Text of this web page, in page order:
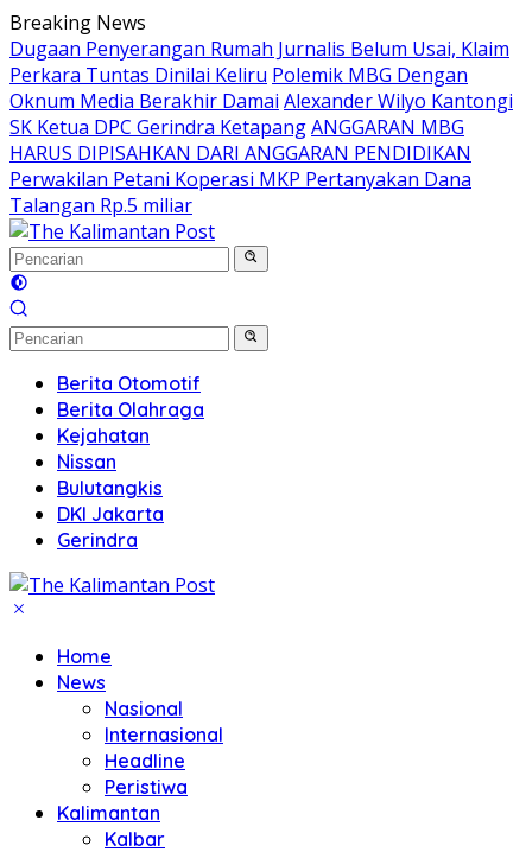
Langsung
ke
konten
Breaking News
Dugaan Penyerangan Rumah Jurnalis Belum Usai, Klaim
Perkara Tuntas Dinilai Keliru Polemik MBG Dengan
Oknum Media Berakhir Damai Alexander Wilyo Kantongi
SK Ketua DPC Gerindra KetapangANGGARAN MBG
HARUS DIPISAHKAN DARI ANGGARAN PENDIDIKAN
Perwakilan Petani Koperasi MKP Pertanyakan Dana
Talangan Rp.5 miliar
Berita Otomotif
Berita Olahraga
Kejahatan
Nissan
Bulutangkis
DKI Jakarta
Gerindra
Home
News
Nasional
Internasional
Headline
Peristiwa
Kalimantan
Kalbar